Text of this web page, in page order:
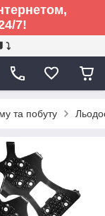
7!
⤵
та побуту